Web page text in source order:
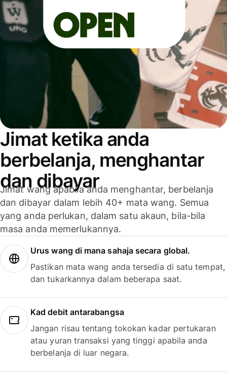
Jimat ketika anda
berbelanja, menghantar
dan dibayar
Jimat wang apabila anda menghantar, berbelanja
dan dibayar dalam lebih 40+ mata wang. Semua
yang anda perlukan, dalam satu akaun, bila-bila
masa anda memerlukannya.
Urus wang di mana sahaja secara global.
Pastikan mata wang anda tersedia di satu tempat,
dan tukarkannya dalam beberapa saat.
Kad debit antarabangsa
Jangan risau tentang tokokan kadar pertukaran
atau yuran transaksi yang tinggi apabila anda
berbelanja di luar negara.